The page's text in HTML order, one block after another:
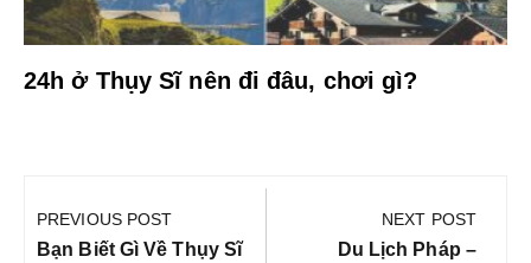
24h ở Thụy Sĩ nên đi đâu, chơi gì?
hướng
bài
PREVIOUS POST
Previous
Bạn Biết Gì Về Thụy Sĩ
NEXT POST
Next
Du Lịch Pháp –